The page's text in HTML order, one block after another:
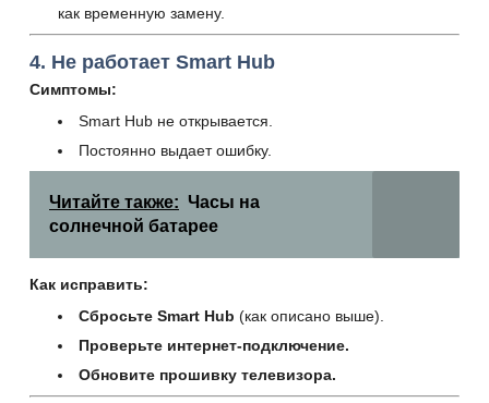
как временную замену.
4. Не работает Smart Hub
Симптомы:
Smart Hub не открывается.
Постоянно выдает ошибку.
Читайте также: Часы на
солнечной батарее
Как исправить:
Сбросьте Smart Hub (как описано выше).
Проверьте интернет-подключение.
Обновите прошивку телевизора.